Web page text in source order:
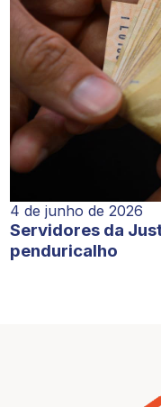
4 de junho de 2026
Servidores da
penduricalho